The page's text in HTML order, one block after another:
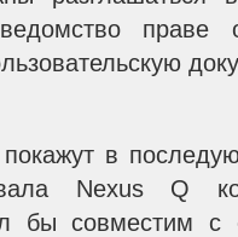
праве
покажут в
Nexus Q
бы совместим с